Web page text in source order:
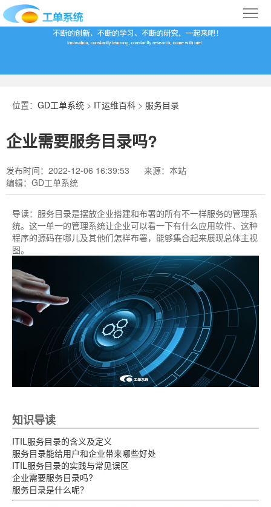
首
百
科
下
载
于
我
行
业
位置： GD工单系统 > IT运维百科 > 服务目录
企业需要服务目录吗?
发布时间：2022-12-06 16:39:53
来源：本站
编辑：GD工单系统
导读： 服务目录是摆放企业搭建和布署的所有不一样服务的管理系
统。这一单一的管理系统让企业可以看一下有什么应用软件、这种
程序的源码在哪儿及其他们怎样布署，能够集合起来展现总体主视
图。
知识导读
ITIL服务目录的含义及定义
服务目录能给用户和企业带来哪些好处
ITIL服务目录的实践与常见误区
企业需要服务目录吗?
服务目录是什么呢？